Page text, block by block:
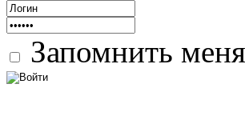
Запомнить меня